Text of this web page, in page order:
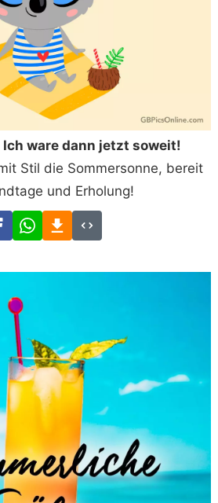
Ich ware dann jetzt soweit!
Stil die Sommersonne, bereit
und Erholung!